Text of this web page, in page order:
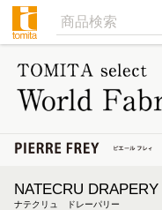
NATECRU DRAPERY
ナテクリュ ドレーパリー